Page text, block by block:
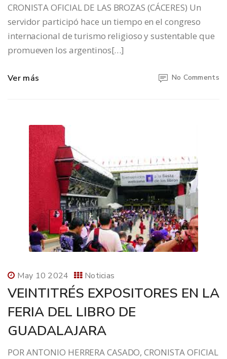
CRONISTA OFICIAL DE LAS BROZAS (CÁCERES) Un
servidor participó hace un tiempo en el congreso
internacional de turismo religioso y sustentable que
promueven los argentinos[…]
Ver más No Comments
May 10 2024 Noticias
VEINTITRÉS EXPOSITORES EN LA
FERIA DEL LIBRO DE
GUADALAJARA
POR ANTONIO HERRERA CASADO, CRONISTA OFICIAL